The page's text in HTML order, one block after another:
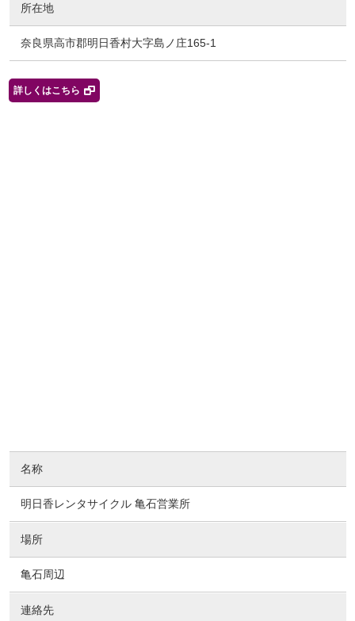
所在地
奈良県高市郡明日香村大字島ノ庄165-1
詳しくはこちら
名称
明日香レンタサイクル 亀石営業所
場所
亀石周辺
連絡先